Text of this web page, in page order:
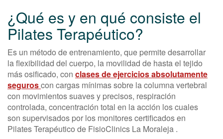
¿Qué es y en qué consiste el
Pilates Terapéutico?
Es un método de entrenamiento, que permite desarrollar
la flexibilidad del cuerpo, la movilidad de hasta el tejido
más osificado, con clases de ejercicios absolutamente
seguroscon cargas mínimas sobre la columna vertebral
con movimientos suaves y precisos, respiración
controlada, concentración total en la acción los cuales
son supervisados por los monitores certificados en
Pilates Terapéutico de FisioClinics La Moraleja .